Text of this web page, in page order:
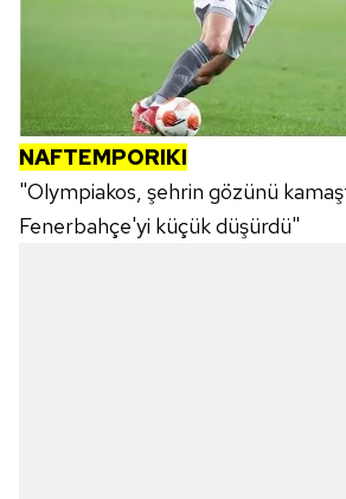
NAFTEMPORIKI
"Olympiakos, şehrin gözünü
Fenerbahçe'yi küçük düşürdü"